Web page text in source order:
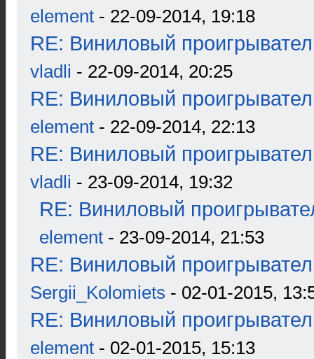
element - 22-09-2014, 19:18
RE: Виниловый
vladli - 22-09-2014, 20:25
RE: Виниловый
element - 22-09-2014, 22:13
RE: Виниловый
vladli - 23-09-2014, 19:32
RE: Виниловый
element - 23-09-2014, 21:53
RE: Виниловый
Sergii_Kolomiets - 02-01-2015,
RE: Виниловый
element - 02-01-2015, 15:13